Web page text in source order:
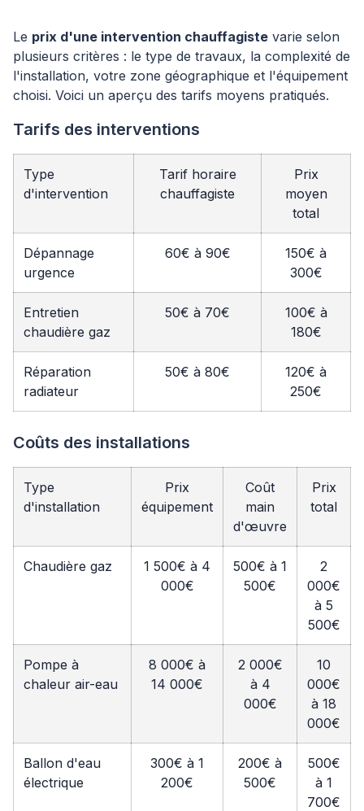
Le prix d'une intervention chauffagiste varie selon
plusieurs critères : le type de travaux, la complexité de
l'installation, votre zone géographique et l'équipement
choisi. Voici un aperçu des tarifs moyens pratiqués.
Tarifs des interventions
Type
d'intervention
Tarif horaire
chauffagiste
Prix
moyen
total
Dépannage
urgence
60€ à 90€
150€ à
300€
Entretien
chaudière gaz
50€ à 70€
100€ à
180€
Réparation
radiateur
50€ à 80€
120€ à
250€
Coûts des installations
Type
d'installation
Prix
équipement
Coût
main
d'œuvre
Prix
total
Chaudière gaz
1 500€ à 4
000€
500€ à 1
500€
2
000€
à 5
500€
Pompe à
chaleur air-eau
8 000€ à
14 000€
2 000€
à 4
000€
10
000€
à 18
000€
Ballon d'eau
électrique
300€ à 1
200€
200€ à
500€
500€
à 1
700€